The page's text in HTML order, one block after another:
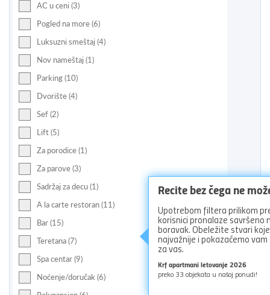
Recite bez čega ne
Upotrebom filtera prilikom
korisnici pronalaze savršeno
boravak. Obeležite stvari
najvažnije i pokazaćemo
za vas.
Krf apartmani letovanje 2026
preko 33 objekata u našoj ponudi!
AC u ceni (3)
Pogled na more (6)
Luksuzni smeštaj (4)
Nov nameštaj (1)
Parking (10)
Dvorište (4)
Sef (2)
Lift (5)
Za porodice (1)
Za parove (3)
Sadržaj za decu (1)
A la carte restoran (11)
Bar (15)
Teretana (7)
Spa centar (9)
Noćenje/doručak (6)